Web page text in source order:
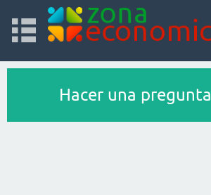
Hacer una pregunta